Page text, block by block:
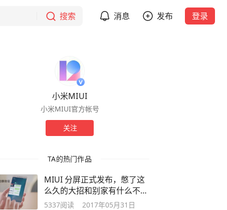
搜索 消息 发布 登录
小米MIUI
小米MIUI官方帐号
关注
TA的热门作品
MIUI 分屏正式发布，憋了这
么久的大招和别家有什么不
同？
5337阅读 2017年05月31日